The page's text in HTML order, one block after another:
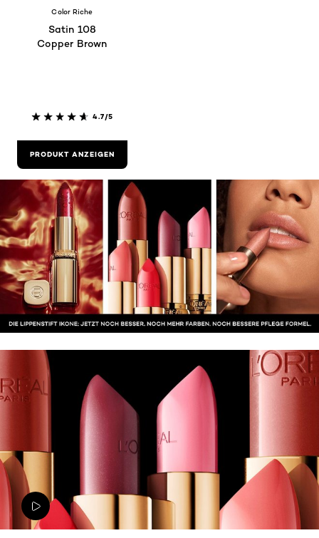
Color Riche
Satin 108
Copper Brown
4.7/5
PRODUKT ANZEIGEN